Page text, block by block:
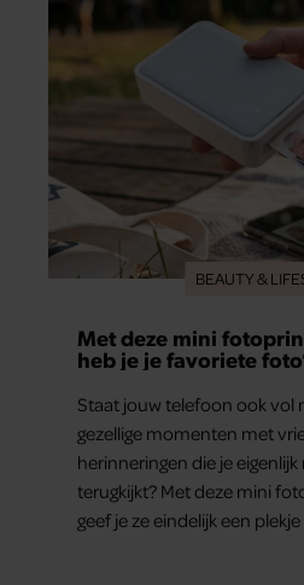
samen en werd dochter
BEAUTY &
Met deze mini
heb je je favoriete
Staat jouw telefoon ook vol
gezellige momenten met
herinneringen die je
terugkijkt? Met deze mini
geef je ze eindelijk een